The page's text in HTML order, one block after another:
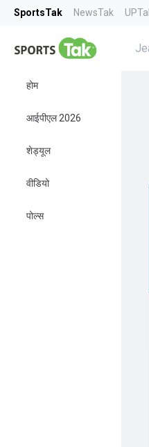
SportsTak NewsTak
होम
आईपीएल 2026
शेड्यूल
वीडियो
पोल्स